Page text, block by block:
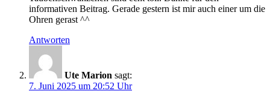
informativen Beitrag. Gerade gestern ist mir auch einer um die
Ohren gerast ^^
Antworten
Ute Marion sagt:
7. Juni 2025 um 20:52 Uhr